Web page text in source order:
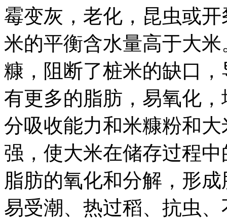
霉变灰，老化，昆虫或
米的平衡含水量高于大
糠，阻断了桩米的缺口
有更多的脂肪，易氧化
分吸收能力和米糠粉和
强，使大米在储存过程
脂肪的氧化和分解，形
易受潮、热过稻、抗虫、